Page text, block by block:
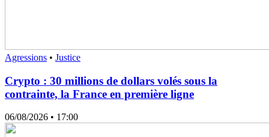
Agressions • Justice
Crypto : 30 millions de dollars volés sous la
contrainte, la France en première ligne
06/08/2026 • 17:00